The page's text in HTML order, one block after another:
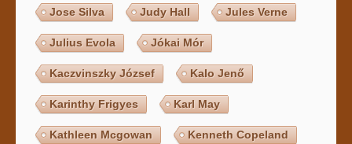
Jose Silva Judy Hall Jules Verne
Julius Evola Jókai Mór
Kaczvinszky József Kalo Jenő
Karinthy Frigyes Karl May
Kathleen Mcgowan Kenneth Copeland